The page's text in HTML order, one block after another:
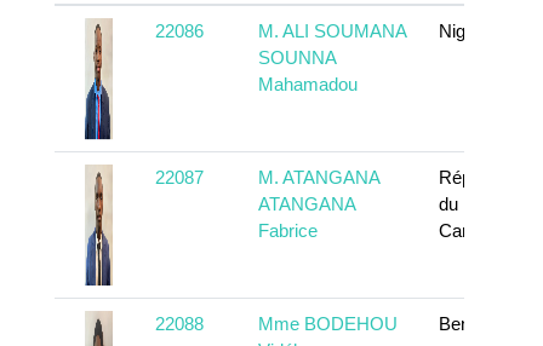
22086
M. ALI SOUMANA
SOUNNA
Mahamadou
Niger
22087
M. ATANGANA
ATANGANA
Fabrice
République
du
Cameroun
22088
Mme BODEHOU
Benin